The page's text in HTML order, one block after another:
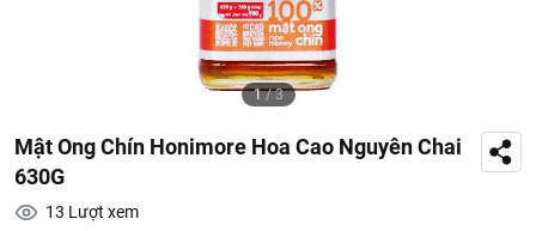
1/3
Mật Ong Chín Honimore Hoa Cao Nguyên Chai
630G
13 Lượt xem